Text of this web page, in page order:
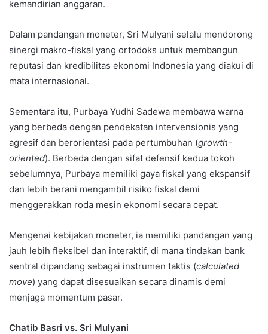
kemandirian anggaran.
Dalam pandangan moneter, Sri Mulyani selalu mendorong
sinergi makro-fiskal yang ortodoks untuk membangun
reputasi dan kredibilitas ekonomi Indonesia yang diakui di
mata internasional.
Sementara itu, Purbaya Yudhi Sadewa membawa warna
yang berbeda dengan pendekatan intervensionis yang
agresif dan berorientasi pada pertumbuhan (growth-
oriented). Berbeda dengan sifat defensif kedua tokoh
sebelumnya, Purbaya memiliki gaya fiskal yang ekspansif
dan lebih berani mengambil risiko fiskal demi
menggerakkan roda mesin ekonomi secara cepat.
Mengenai kebijakan moneter, ia memiliki pandangan yang
jauh lebih fleksibel dan interaktif, di mana tindakan bank
sentral dipandang sebagai instrumen taktis (calculated
move) yang dapat disesuaikan secara dinamis demi
menjaga momentum pasar.
Chatib Basri vs. Sri Mulyani